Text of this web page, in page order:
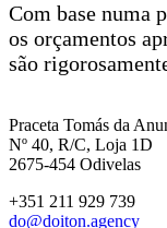
Com base numa
os orçamentos
são
Praceta Tomás da
Nº 40, R/C, Loja 1D
2675-454 Odivelas
+351 211 929 739
do@doiton.agency